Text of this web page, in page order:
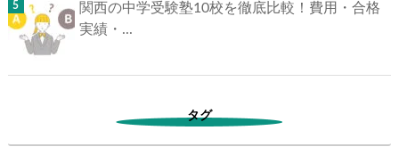
関西の中学受験塾10校を徹底比較！費用・合格
実績・...
タグ